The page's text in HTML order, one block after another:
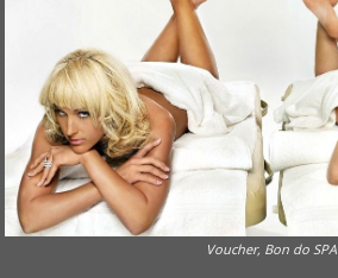
Voucher, Bon do SPA